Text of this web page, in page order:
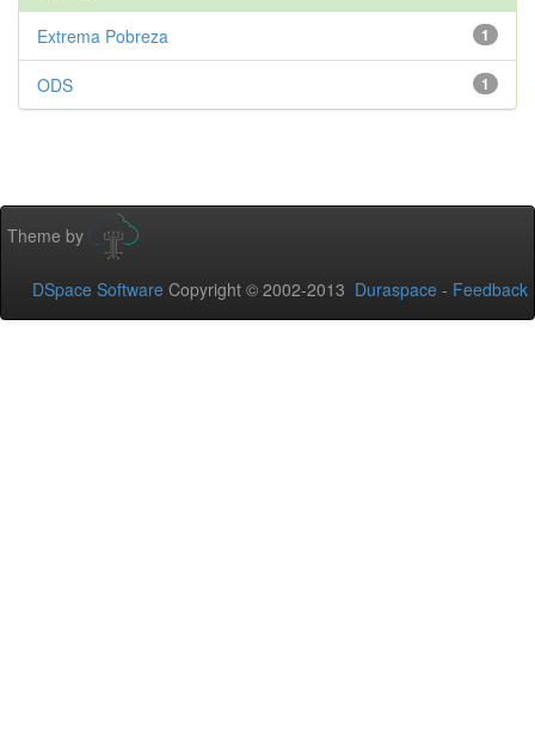
1
Extrema Pobreza
1
ODS
Theme by
DSpace Software Copyright © 2002-2013 Duraspace - Feedback